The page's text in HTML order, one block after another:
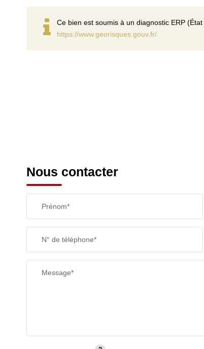
Ce bien est soumis à un diagnostic ERP
https://www.georisques.gouv.fr/
Nous contacter
Prénom*
N° de téléphone*
Message*